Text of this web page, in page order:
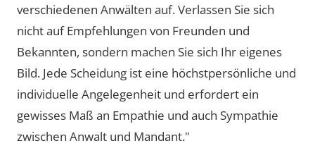
verschiedenen Anwälten auf. Verlassen Sie sich
nicht auf Empfehlungen von Freunden und
Bekannten, sondern machen Sie sich Ihr eigenes
Bild. Jede Scheidung ist eine höchstpersönliche und
individuelle Angelegenheit und erfordert ein
gewisses Maß an Empathie und auch Sympathie
zwischen Anwalt und Mandant."